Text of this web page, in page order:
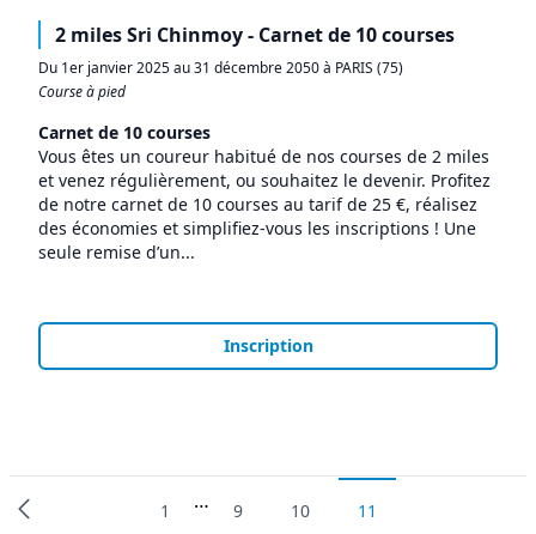
2 miles Sri Chinmoy - Carnet de 10 courses
Du 1er janvier 2025 au 31 décembre 2050 à PARIS (75)
Course à pied
Carnet de 10 courses
Vous êtes un coureur habitué de nos courses de 2 miles
et venez régulièrement, ou souhaitez le devenir. Profitez
de notre carnet de 10 courses au tarif de 25 €, réalisez
des économies et simplifiez-vous les inscriptions ! Une
seule remise d’un...
Inscription
1 … 9 10 11